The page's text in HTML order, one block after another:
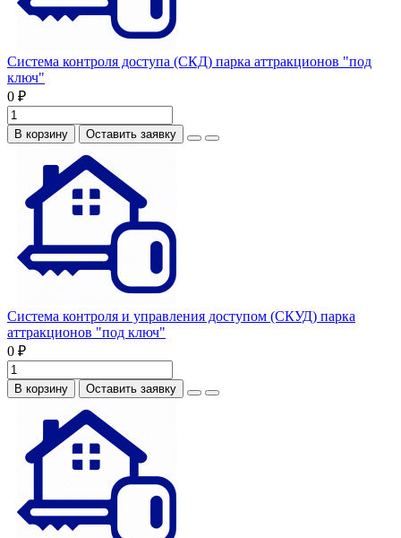
Система контроля доступа (СКД) парка аттракционов "под
ключ"
0 ₽
В корзину Оставить заявку
Система контроля и управления доступом (СКУД) парка
аттракционов "под ключ"
0 ₽
В корзину Оставить заявку